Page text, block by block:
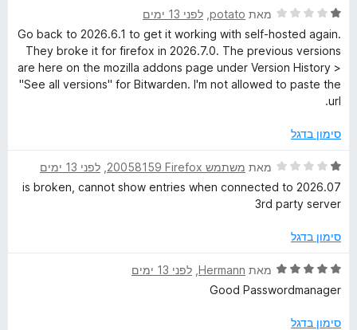
מ
ד
ר
ג
1
ת
ך
5
מאת potato לפני 13 ימים
Go back to 2026.6.1 to get it working with self-hosted again.
They broke it for firefox in 2026.7.0. The previous versions
are here on the mozilla addons page under Version History >
"See all versions" for Bitwarden. I'm not allowed to paste the
url.
סימון בדגל
ד
י
ר
ג
מ
מאת משתמש Firefox‏ 20058159
לפני 13 ימים
2026.07 is broken, cannot show entries when connected to
3rd party server
סימון בדגל
ד
י
ו
מאת Hermann לפני 13 ימים
Good Passwordmanager
סימון בדגל